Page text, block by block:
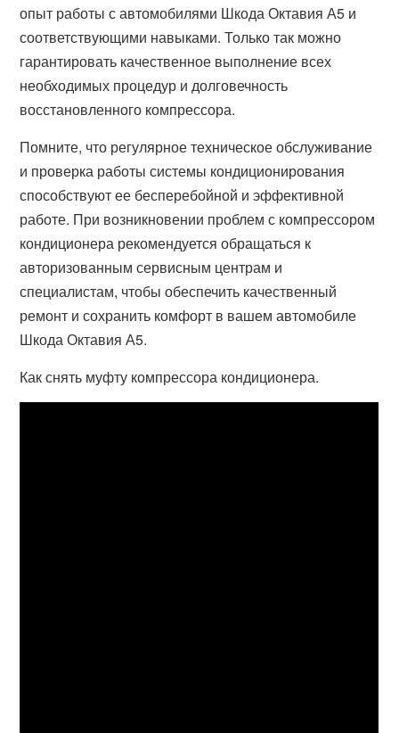
опыт работы с автомобилями Шкода Октавия А5 и
соответствующими навыками. Только так можно
гарантировать качественное выполнение всех
необходимых процедур и долговечность
восстановленного компрессора.
Помните, что регулярное техническое обслуживание
и проверка работы системы кондиционирования
способствуют ее бесперебойной и эффективной
работе. При возникновении проблем с компрессором
кондиционера рекомендуется обращаться к
авторизованным сервисным центрам и
специалистам, чтобы обеспечить качественный
ремонт и сохранить комфорт в вашем автомобиле
Шкода Октавия А5.
Как снять муфту компрессора кондиционера.